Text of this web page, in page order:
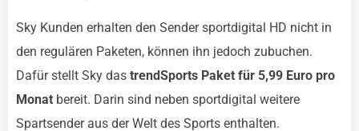
Sky Kunden erhalten den Sender sportdigital HD nicht in
den regulären Paketen, können ihn jedoch zubuchen.
Dafür stellt Sky das trendSports Paket für 5,99 Euro pro
Monat bereit. Darin sind neben sportdigital weitere
Spartsender aus der Welt des Sports enthalten.